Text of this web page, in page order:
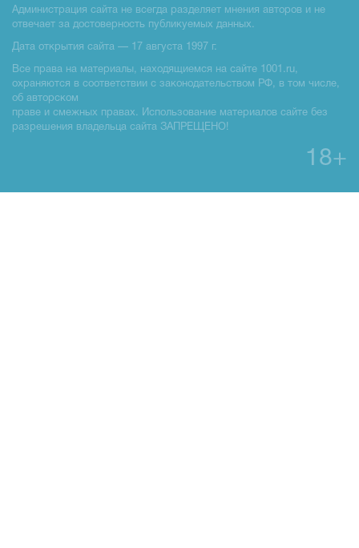
Администрация сайта не всегда разделяет мнения авторов и не
отвечает за достоверность публикуемых данных.
Дата открытия сайта — 17 августа 1997 г.
Все права на материалы, находящиемся на сайте 1001.ru,
охраняются в соответствии с законодательством РФ, в том числе,
об авторском
праве и смежных правах. Использование материалов сайте без
разрешения владельца сайта ЗАПРЕЩЕНО!
18+